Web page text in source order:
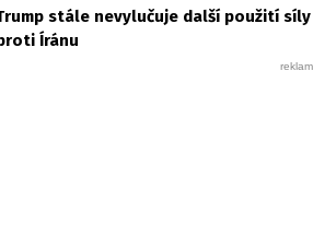
stále nevylučuje další použití síly
Íránu